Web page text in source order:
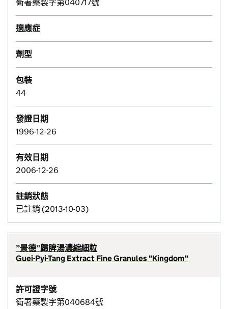
衛署藥製字第040717號
適應症
劑型
包裝
44
發證日期
1996-12-26
有效日期
2006-12-26
註銷狀態
已註銷 (2013-10-03)
”景德”歸脾湯濃縮細粒
Guei-Pyi-Tang Extract Fine Granules "Kingdom"
許可證字號
衛署藥製字第040684號